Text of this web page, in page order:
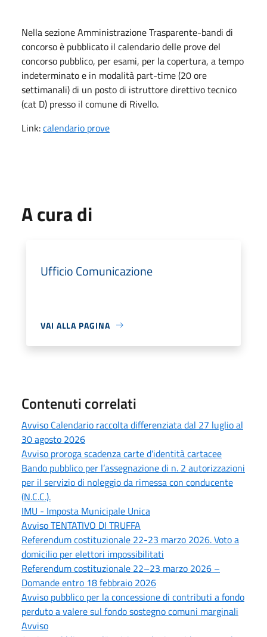
Nella sezione Amministrazione Trasparente-bandi di
concorso è pubblicato il calendario delle prove del
concorso pubblico, per esami, per la copertura, a tempo
indeterminato e in modalità part-time (20 ore
settimanali) di un posto di istruttore direttivo tecnico
(cat D) presso il comune di Rivello.
Link:calendario prove
A cura di
Ufficio Comunicazione
VAI ALLA PAGINA
Contenuti correlati
Avviso Calendario raccolta differenziata dal 27 luglio al
30 agosto 2026
Avviso proroga scadenza carte d'identità cartacee
Bando pubblico per l’assegnazione di n. 2 autorizzazioni
per il servizio di noleggio da rimessa con conducente
(N.C.C.).
IMU - Imposta Municipale Unica
Avviso TENTATIVO DI TRUFFA
Referendum costituzionale 22-23 marzo 2026. Voto a
domicilio per elettori impossibilitati
Referendum costituzionale 22–23 marzo 2026 –
Domande entro 18 febbraio 2026
Avviso pubblico per la concessione di contributi a fondo
perduto a valere sul fondo sostegno comuni marginali
Avviso